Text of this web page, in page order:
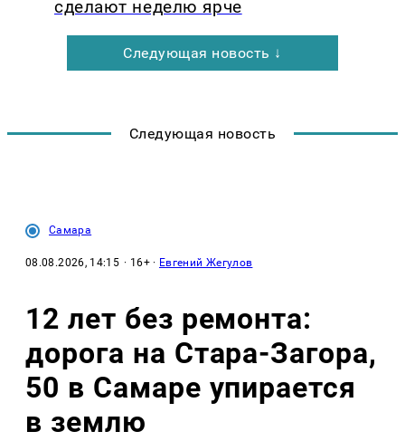
сделают неделю ярче
Следующая новость ↓
Следующая новость
Самара
08.08.2026, 14:15 · 16+ · Евгений Жегулов
12 лет без ремонта:
дорога на Стара-Загора,
50 в Самаре упирается
в землю